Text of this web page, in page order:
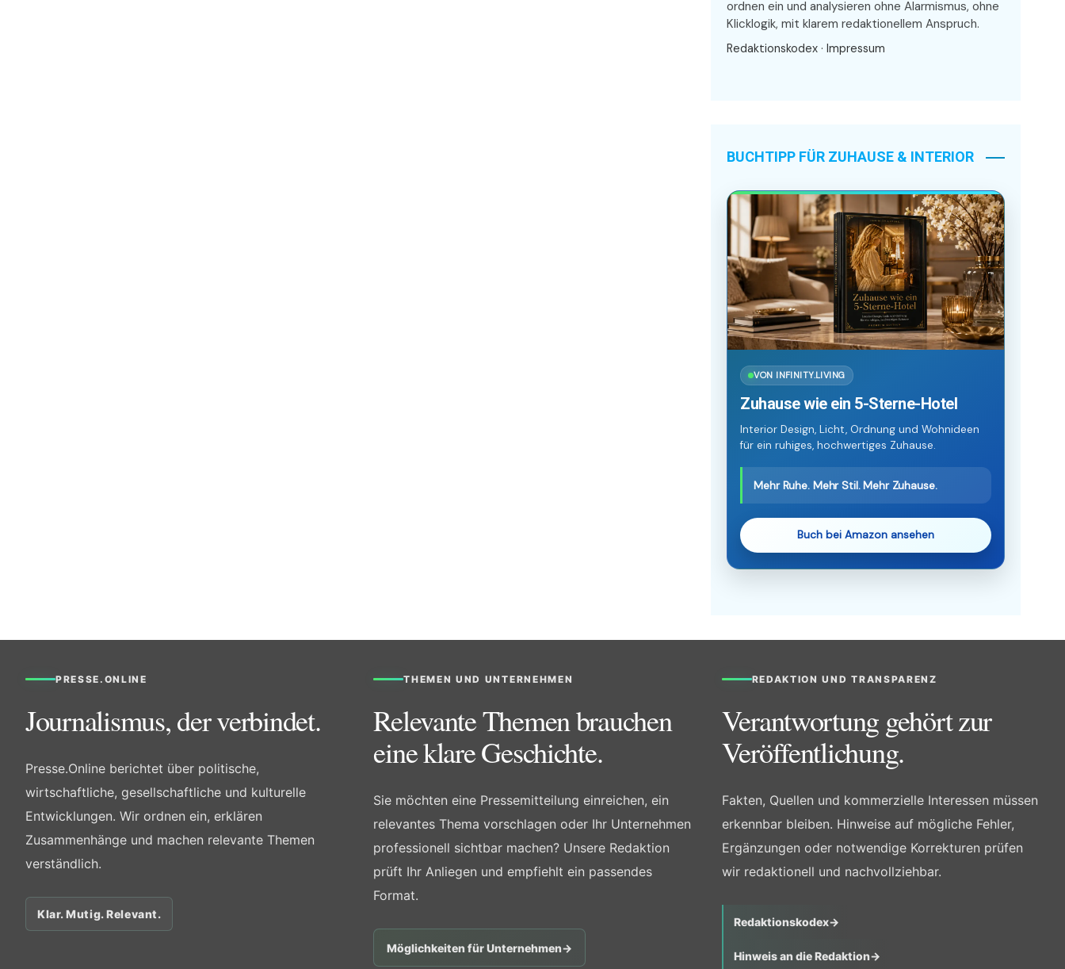
ordnen ein und analysieren ohne Alarmismus, ohne
Klicklogik, mit klarem redaktionellem Anspruch.
Redaktionskodex · Impressum
BUCHTIPP FÜR ZUHAUSE & INTERIOR
VON INFINITY.LIVING
Zuhause wie ein 5-Sterne-Hotel
Interior Design, Licht, Ordnung und Wohnideen
für ein ruhiges, hochwertiges Zuhause.
Mehr Ruhe. Mehr Stil. Mehr Zuhause.
Buch bei Amazon ansehen
PRESSE.ONLINE
Journalismus, der verbindet.
Presse.Online berichtet über politische,
wirtschaftliche, gesellschaftliche und kulturelle
Entwicklungen. Wir ordnen ein, erklären
Zusammenhänge und machen relevante Themen
verständlich.
Klar. Mutig. Relevant.
THEMEN UND UNTERNEHMEN
Relevante Themen brauchen
eine klare Geschichte.
Sie möchten eine Pressemitteilung einreichen, ein
relevantes Thema vorschlagen oder Ihr Unternehmen
professionell sichtbar machen? Unsere Redaktion
prüft Ihr Anliegen und empfiehlt ein passendes
Format.
Möglichkeiten für Unternehmen→
REDAKTION UND TRANSPARENZ
Verantwortung gehört zur
Veröffentlichung.
Fakten, Quellen und kommerzielle Interessen müssen
erkennbar bleiben. Hinweise auf mögliche Fehler,
Ergänzungen oder notwendige Korrekturen prüfen
wir redaktionell und nachvollziehbar.
Redaktionskodex→
Hinweis an die Redaktion→